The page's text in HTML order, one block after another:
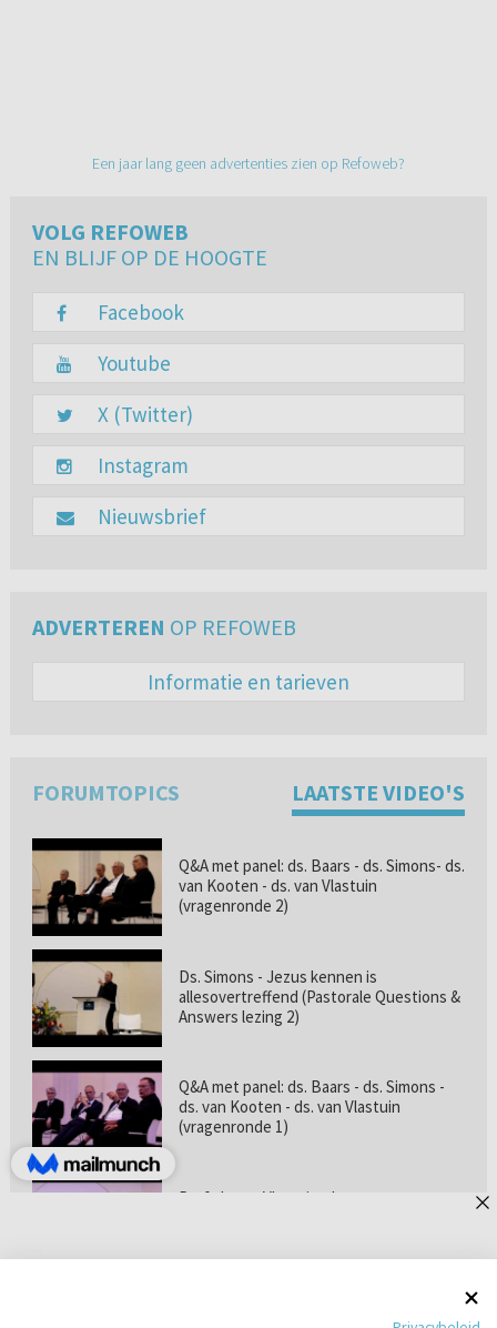
Een jaar lang geen advertenties zien op Refoweb?
VOLG REFOWEB
EN BLIJF OP DE HOOGTE
Facebook
Youtube
X (Twitter)
Instagram
Nieuwsbrief
ADVERTEREN OP REFOWEB
Informatie en tarieven
FORUMTOPICS LAATSTE VIDEO'S
Q&A met panel: ds. Baars - ds. Simons- ds.
van Kooten - ds. van Vlastuin
(vragenronde 2)
Ds. Simons - Jezus kennen is
allesovertreffend (Pastorale Questions &
Answers lezing 2)
Q&A met panel: ds. Baars - ds. Simons -
ds. van Kooten - ds. van Vlastuin
(vragenronde 1)
Prof. dr. van Vlastuin - Is